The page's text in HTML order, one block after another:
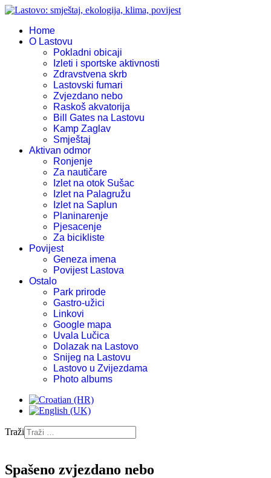
Home
O Lastovu
Pokladni obicaji
Izleti i sportske aktivnosti
Zdravstvena skrb
Lastovski fumari
Zvjezdano nebo
Raskoš akvatorija
Bill Gates na Lastovu
Kamp Zaglav
Smještaj
Aktivan odmor
Ronjenje
Za nautičare
Izlet na otok Sušac
Izlet na Palagružu
Izlet na Saplun
Planinarenje
Pjesacenje
Za bicikliste
Povijest
Geneza imena
Povijest Lastova
Ostalo
Park prirode
Gastro-užici
Linkovi
Google mapa
Uvala Lučica
Dolazak na Lastovo
Snijeg na Lastovu
Lastovo u Zvijezdama
Photo albums
Traži
Spašeno zvjezdano nebo